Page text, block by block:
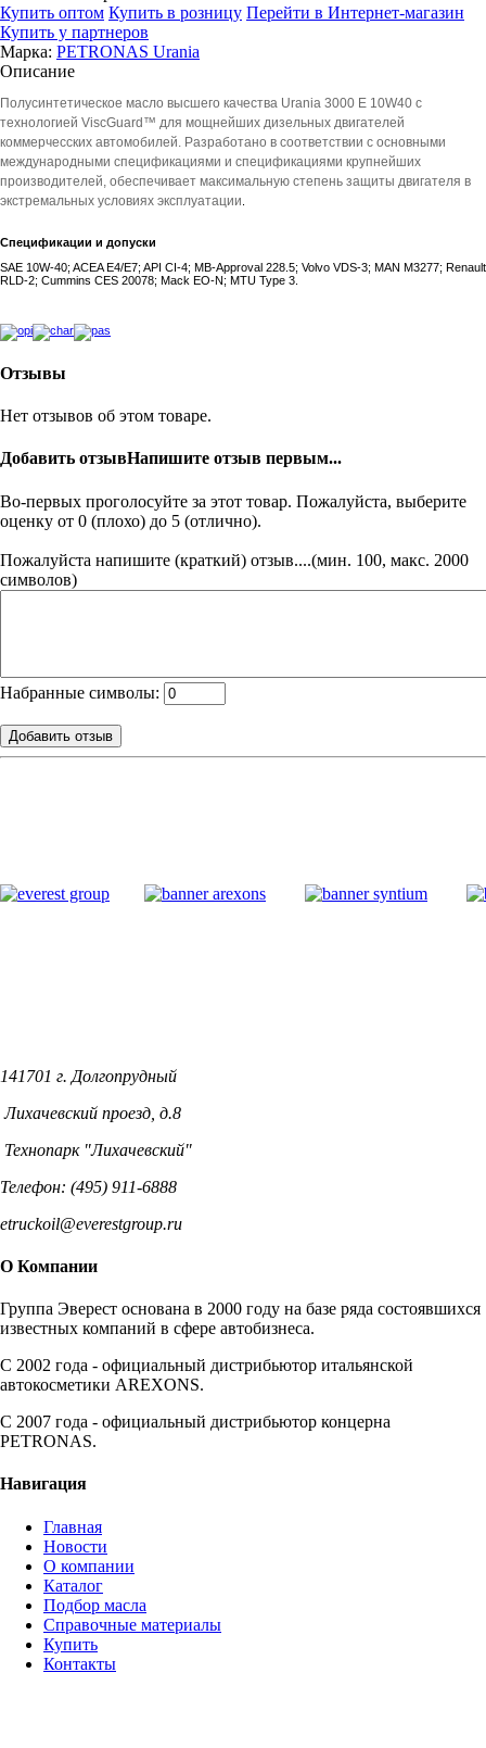
Купить оптом Купить в розницу Перейти в Интернет-магазин
Купить у партнеров
Марка: PETRONAS Urania
Описание
Полусинтетическое масло высшего качества Urania 3000 E 10W40 с
технологией ViscGuard™ для мощнейших дизельных двигателей
коммерчесских автомобилей. Разработано в соответствии с основными
международными спецификациями и спецификациями крупнейших
производителей, обеспечивает максимальную степень защиты двигателя в
экстремальных условиях эксплуатации
Спецификации и допуски
SAE 10W-40; ACEA E4/E7; API CI-4; MB-Approval 228.5; Volvo VDS-3; MAN M3277; Renault
RLD-2; Cummins CES 20078; Mack EO-N; MTU Type 3.
Отзывы
Нет отзывов об этом товаре.
Добавить отзывНапишите отзыв первым...
Во-первых проголосуйте за этот товар. Пожалуйста, выберите
оценку от 0 (плохо) до 5 (отлично).
Пожалуйста напишите (краткий) отзыв....(мин. 100, макс. 2000
символов)
Набранные символы:
141701 г. Долгопрудный
Лихачевский проезд, д.8
Технопарк "Лихачевский"
Телефон: (495) 911-6888
etruckoil@everestgroup.ru
О Компании
Группа Эверест основана в 2000 году на базе ряда состоявшихся
известных компаний в сфере автобизнеса.
C 2002 года - официальный дистрибьютор итальянской
автокосметики AREXONS.
С 2007 года - официальный дистрибьютор концерна
PETRONAS.
Навигация
Главная
Новости
О компании
Каталог
Подбор масла
Справочные материалы
Купить
Контакты